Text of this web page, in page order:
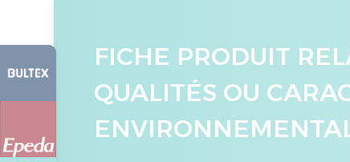
FICHE PRODUIT
QUALITÉS OU